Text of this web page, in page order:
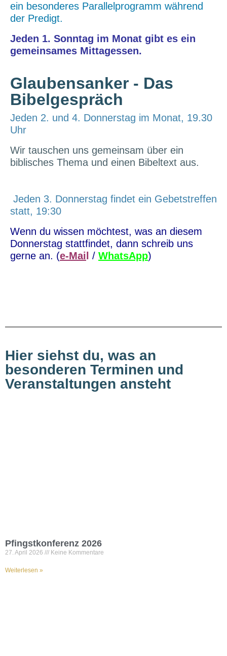
ein besonderes Parallelprogramm während
der Predigt.
Jeden 1. Sonntag im Monat gibt es ein
gemeinsames Mittagessen.
Glaubensanker - Das
Bibelgespräch
Jeden 2. und 4. Donnerstag im Monat, 19.30
Uhr
Wir tauschen uns gemeinsam über ein
biblisches Thema und einen Bibeltext aus.
Jeden 3. Donnerstag findet ein Gebetstreffen
statt, 19:30
Wenn du wissen möchtest, was an diesem
Donnerstag stattfindet, dann schreib uns
gerne an. (e-Mai / WhatsApp)
Hier siehst du, was an
besonderen Terminen und
Veranstaltungen ansteht
Pfingstkonferenz 2026
27. April 2026 Keine Kommentare
Weiterlesen »